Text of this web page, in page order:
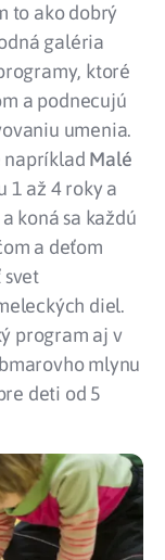
to ako dobrý
galéria
ktoré
a podnecujú
umenia.
napríklad Malé
1 až 4 roky a
koná sa každú
a deťom
svet
diel.
program aj v
mlynu
deti od 5